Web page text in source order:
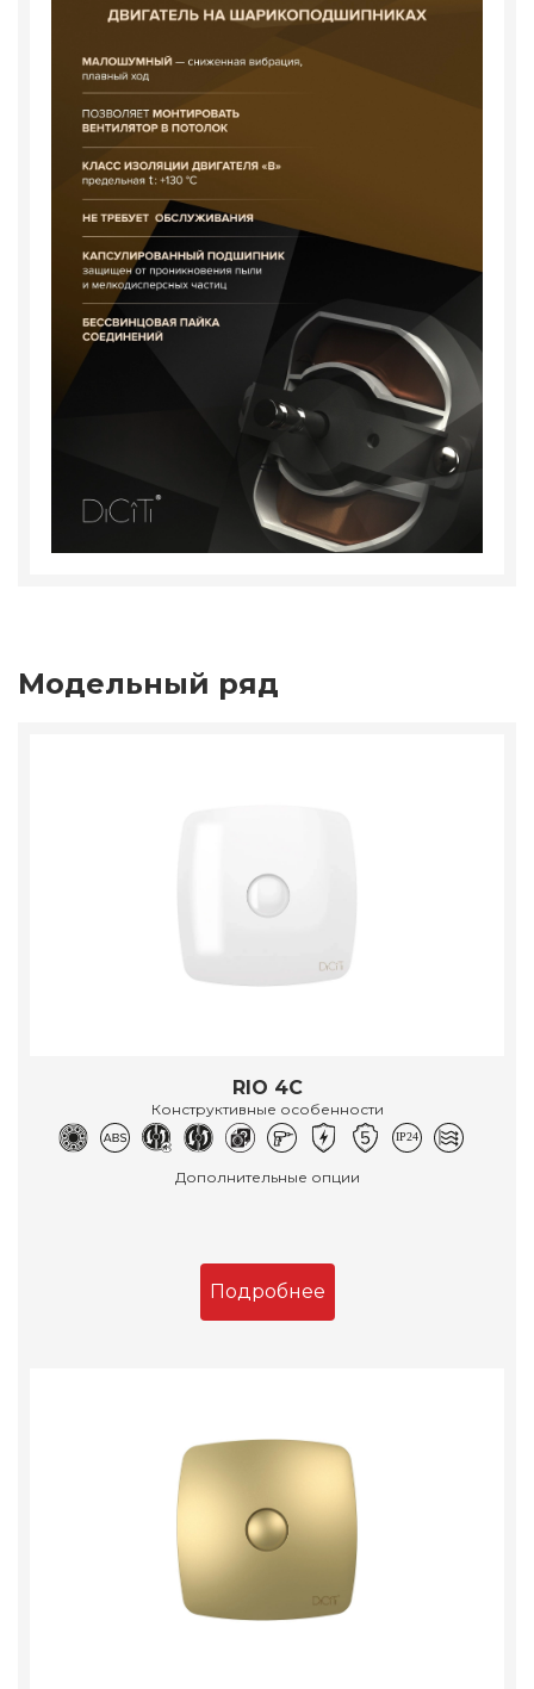
Модельный ряд
RIO 4C
Конструктивные особенности
Дополнительные опции
Подробнее